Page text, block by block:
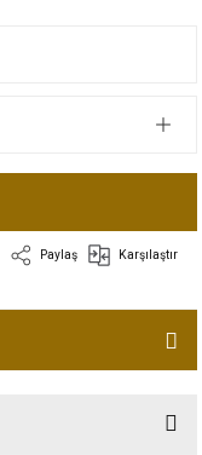
Paylaş Karşılaştır